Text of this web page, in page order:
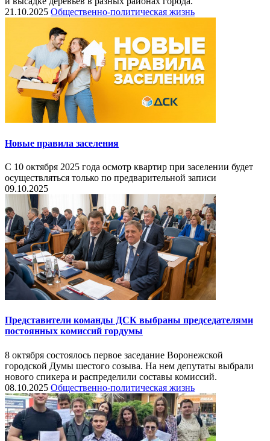
21.10.2025 Общественно-политическая жизнь
Новые правила заселения
С 10 октября 2025 года осмотр квартир при заселении будет
осуществляться только по предварительной записи
09.10.2025
Представители команды ДСК выбраны председателями
постоянных комиссий гордумы
8 октября состоялось первое заседание Воронежской
городской Думы шестого созыва. На нем депутаты выбрали
нового спикера и распределили составы комиссий.
08.10.2025 Общественно-политическая жизнь